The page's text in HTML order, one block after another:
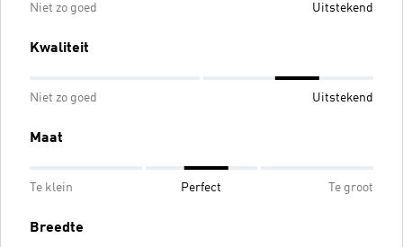
Niet zo goed Uitstekend
Kwaliteit
Niet zo goed Uitstekend
Maat
Te klein Perfect Te groot
Breedte